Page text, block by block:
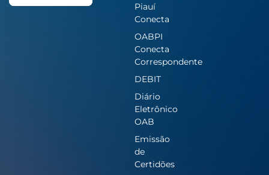
Piauí
Conecta
OABPI
Conecta
Correspondente
DEBIT
Diário
Eletrônico
OAB
Emissão
de
Certidões